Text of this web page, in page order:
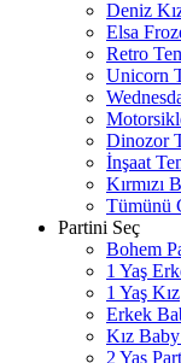
Deniz
Elsa
Retro
Unicorn
Dinozor
İnşaat
Kırmızı
Tümünü
Partini Seç
Bohem
1 Yaş
1 Yaş Kız
Erkek
Kız
2 Yaş